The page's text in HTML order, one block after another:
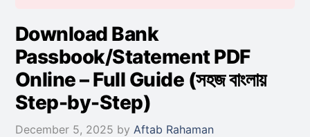
Download Bank
Passbook/Statement PDF
Online – Full Guide (সহজ বাংলায়
Step-by-Step)
December 5, 2025 by Aftab Rahaman